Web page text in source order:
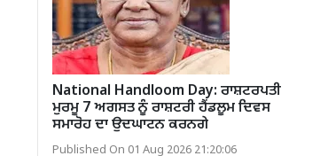
National Handloom Day: ਰਾਸ਼ਟਰਪਤੀ
ਮੁਰਮੂ 7 ਅਗਸਤ ਨੂੰ ਰਾਸ਼ਟਰੀ ਹੈਂਡਲੂਮ ਦਿਵਸ
ਸਮਾਰੋਹ ਦਾ ਉਦਘਾਟਨ ਕਰਨਗੇ
Published On 01 Aug 2026 21:20:06